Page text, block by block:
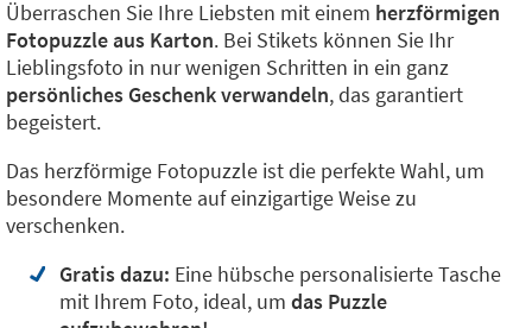
Überraschen Sie Ihre Liebsten mit einem herzförmigen
Fotopuzzle aus Karton. Bei Stikets können Sie Ihr
Lieblingsfoto in nur wenigen Schritten in ein ganz
persönliches Geschenk verwandeln, das garantiert
begeistert.
Das herzförmige Fotopuzzle ist die perfekte Wahl, um
besondere Momente auf einzigartige Weise zu
verschenken.
Gratis dazu: Eine hübsche personalisierte Tasche
mit Ihrem Foto, ideal, um das Puzzle